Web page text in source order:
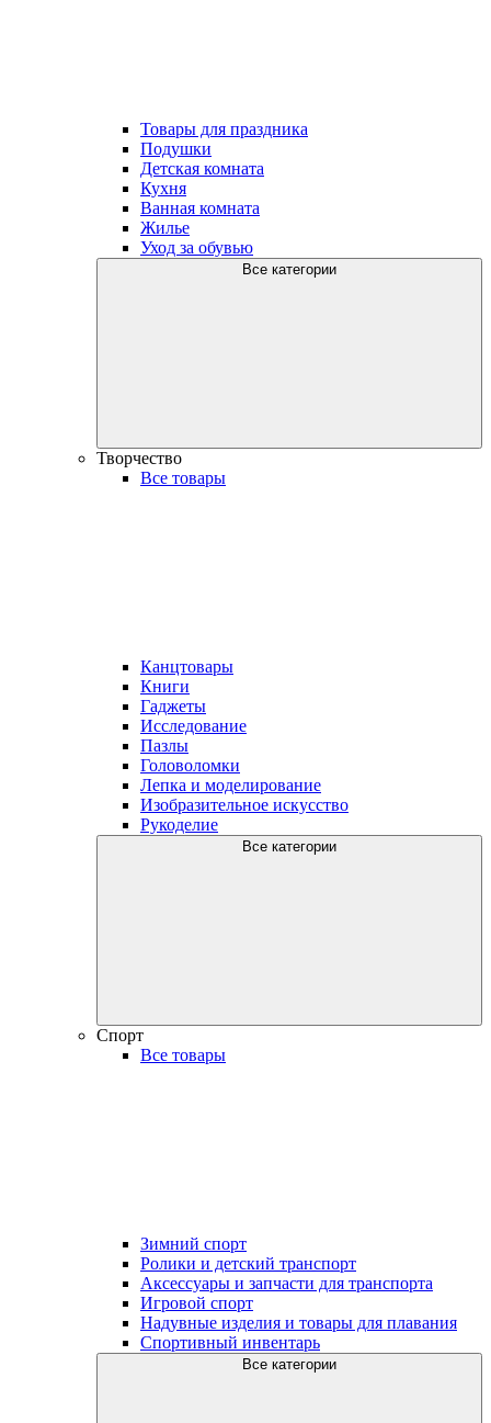
Товары для праздника
Подушки
Детская комната
Кухня
Ванная комната
Жилье
Уход за обувью
Все категории
Творчество
Все товары
Канцтовары
Книги
Гаджеты
Исследование
Пазлы
Головоломки
Лепка и моделирование
Изобразительное искусство
Рукоделие
Все категории
Спорт
Все товары
Зимний спорт
Ролики и детский транспорт
Аксессуары и запчасти для транспорта
Игровой спорт
Надувные изделия и товары для плавания
Спортивный инвентарь
Все категории